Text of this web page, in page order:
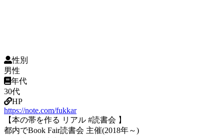
性別
男性
年代
30代
HP
https://note.com/fukkar
【本の帯を作る リアル #読書会 】
都内でBook Fair読書会 主催(2018年～)